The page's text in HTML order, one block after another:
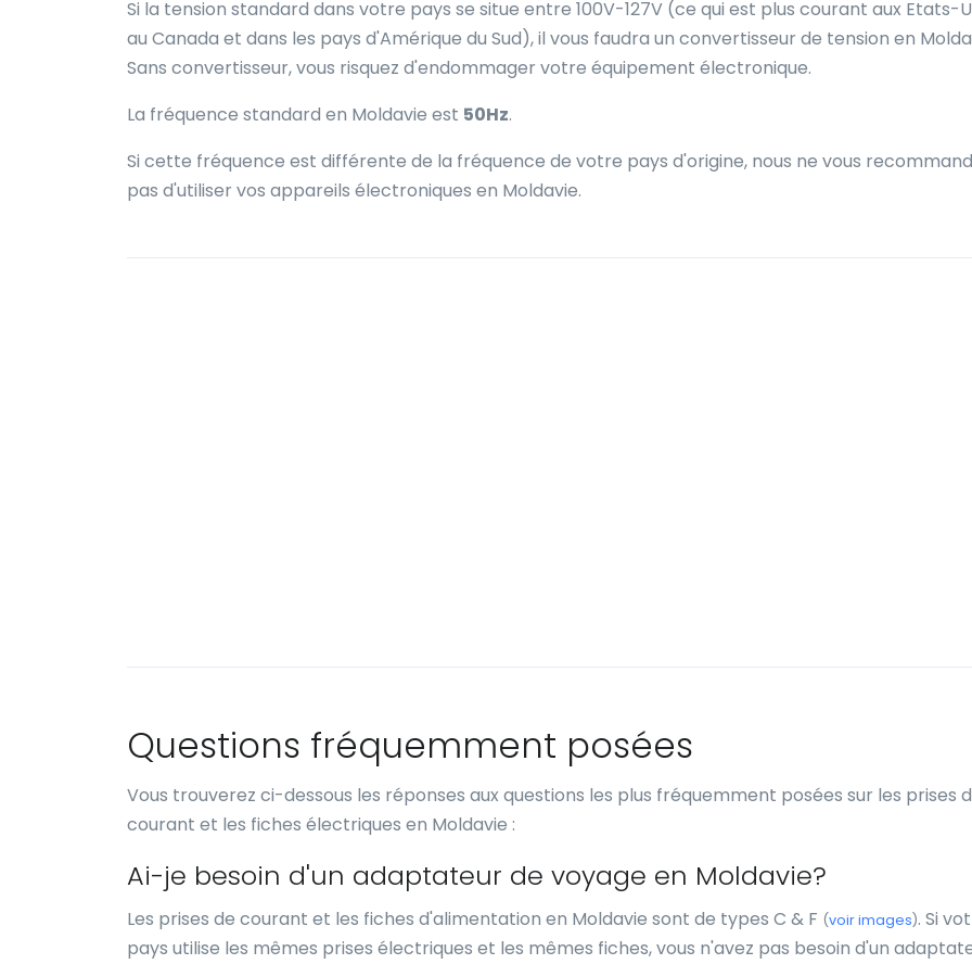
Si la tension standard dans votre pays se situe entre 100V-127V (ce qui est plus courant aux Etats-
au Canada et dans les pays d'Amérique du Sud), il vous faudra un convertisseur de tension en
Sans convertisseur, vous risquez d'endommager votre équipement électronique.
La fréquence standard en Moldavie est 50Hz.
Si cette fréquence est différente de la fréquence de votre pays d'origine, nous ne vous
pas d'utiliser vos appareils électroniques en Moldavie.
Questions fréquemment posées
Vous trouverez ci-dessous les réponses aux questions les plus fréquemment posées sur les prises
courant et les fiches électriques en Moldavie :
Ai-je besoin d'un adaptateur de voyage en Moldavie?
Les prises de courant et les fiches d'alimentation en Moldavie sont de types C & F (voir images). Si
pays utilise les mêmes prises électriques et les mêmes fiches, vous n'avez pas besoin d'un